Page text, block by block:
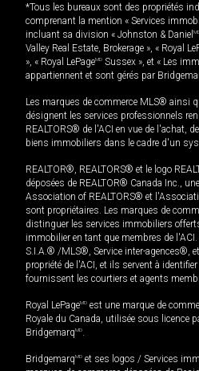
*Tous les bureaux sont des propriétés
comprenant la mention « Services
incluant sa division « Johnston & Daniel
Valley Real Estate, Brokerage », « Royal
», « Royal LePageMD Sussex », et « Les
appartiennent et sont gérés par
Les marques de commerce MLS® ainsi
désignent les services professionnels
REALTORS® de l'ACI en vue de l'achat,
biens immobiliers dans le cadre d'un
REALTOR®, REALTORS® et le logo
déposées de REALTOR® Canada Inc.,
Association of REALTORS® et
sont propriétaires. Les marques de
distinguer les services immobiliers
immobilier en tant que membres de
S.I.A.® /MLS®, Service inter-agences®,
propriété de l'ACI, et ils servent à
fournissent les courtiers et agents
Royal LePageMD est une marque de
Royale du Canada, utilisée sous licence
BridgemarqMD.
BridgemarqMD et ses logos / Services